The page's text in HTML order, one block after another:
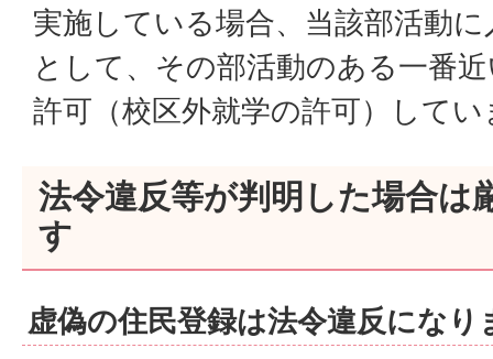
実施している場合、当該部活動
として、その部活動のある一番
許可（校区外就学の許可）してい
法令違反等が判明した場合は
す
虚偽の住民登録は法令違反になり